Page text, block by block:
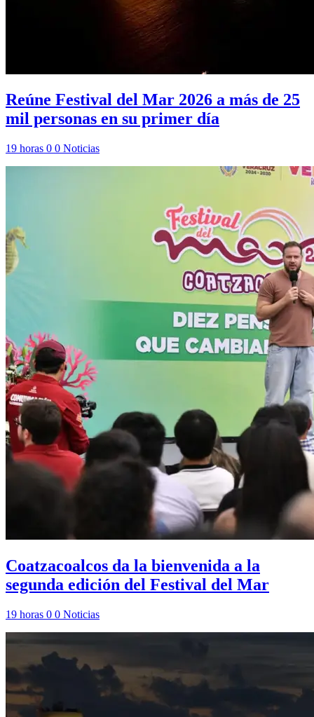
Reúne Festival del Mar 2026 a más de 25
mil personas en su primer día
19 horas 0 0 Noticias
Coatzacoalcos da la bienvenida a la
segunda edición del Festival del Mar
19 horas 0 0 Noticias